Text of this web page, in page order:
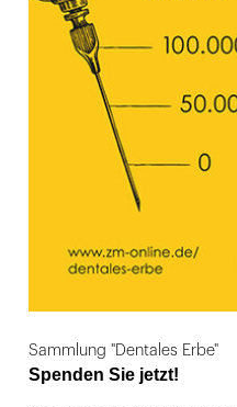
Sammlung "Dentales Erbe"
Spenden Sie jetzt!